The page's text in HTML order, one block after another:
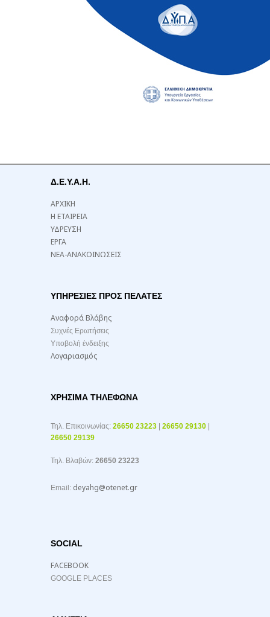
Δ.Ε.Υ.Α.Η.
ΑΡΧΙΚΗ
Η ΕΤΑΙΡΕΙΑ
ΥΔΡΕΥΣΗ
ΕΡΓΑ
ΝΕΑ-ΑΝΑΚΟΙΝΩΣΕΙΣ
ΥΠΗΡΕΣΙΕΣ ΠΡΟΣ ΠΕΛΑΤΕΣ
Αναφορά Βλάβης
Συχνές Ερωτήσεις
Υποβολή ένδειξης
Λογαριασμός
ΧΡΉΣΙΜΑ ΤΗΛΈΦΩΝΑ
Τηλ. Επικοινωνίας: 26650 23223 26650 29130
26650 29139
Τηλ. Βλαβών: 26650 23223
Email: deyahg@otenet.gr
SOCIAL
FACEBOOK
GOOGLE PLACES